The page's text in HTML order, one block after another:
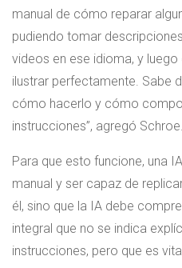
manual de cómo reparar
pudiendo tomar
videos en ese idioma, y
ilustrar perfectamente. Sabe
cómo hacerlo y cómo
instrucciones”, agregó Schroe.
Para que esto funcione, una
manual y ser capaz de
él, sino que la IA debe
integral que no se indica
instrucciones, pero que es